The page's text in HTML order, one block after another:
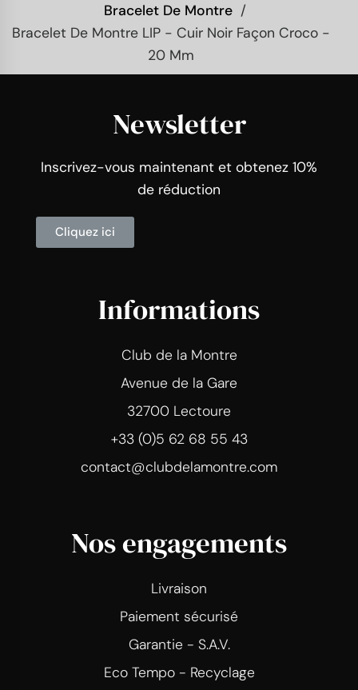
Bracelet De Montre
Bracelet De Montre LIP - Cuir Noir Façon Croco -
20 Mm
Newsletter
Inscrivez-vous maintenant et obtenez 10%
de réduction
Cliquez ici
Informations
Club de la Montre
Avenue de la Gare
32700 Lectoure
+33 (0)5 62 68 55 43
contact@clubdelamontre.com
Nos engagements
Livraison
Paiement sécurisé
Garantie - S.A.V.
Eco Tempo - Recyclage